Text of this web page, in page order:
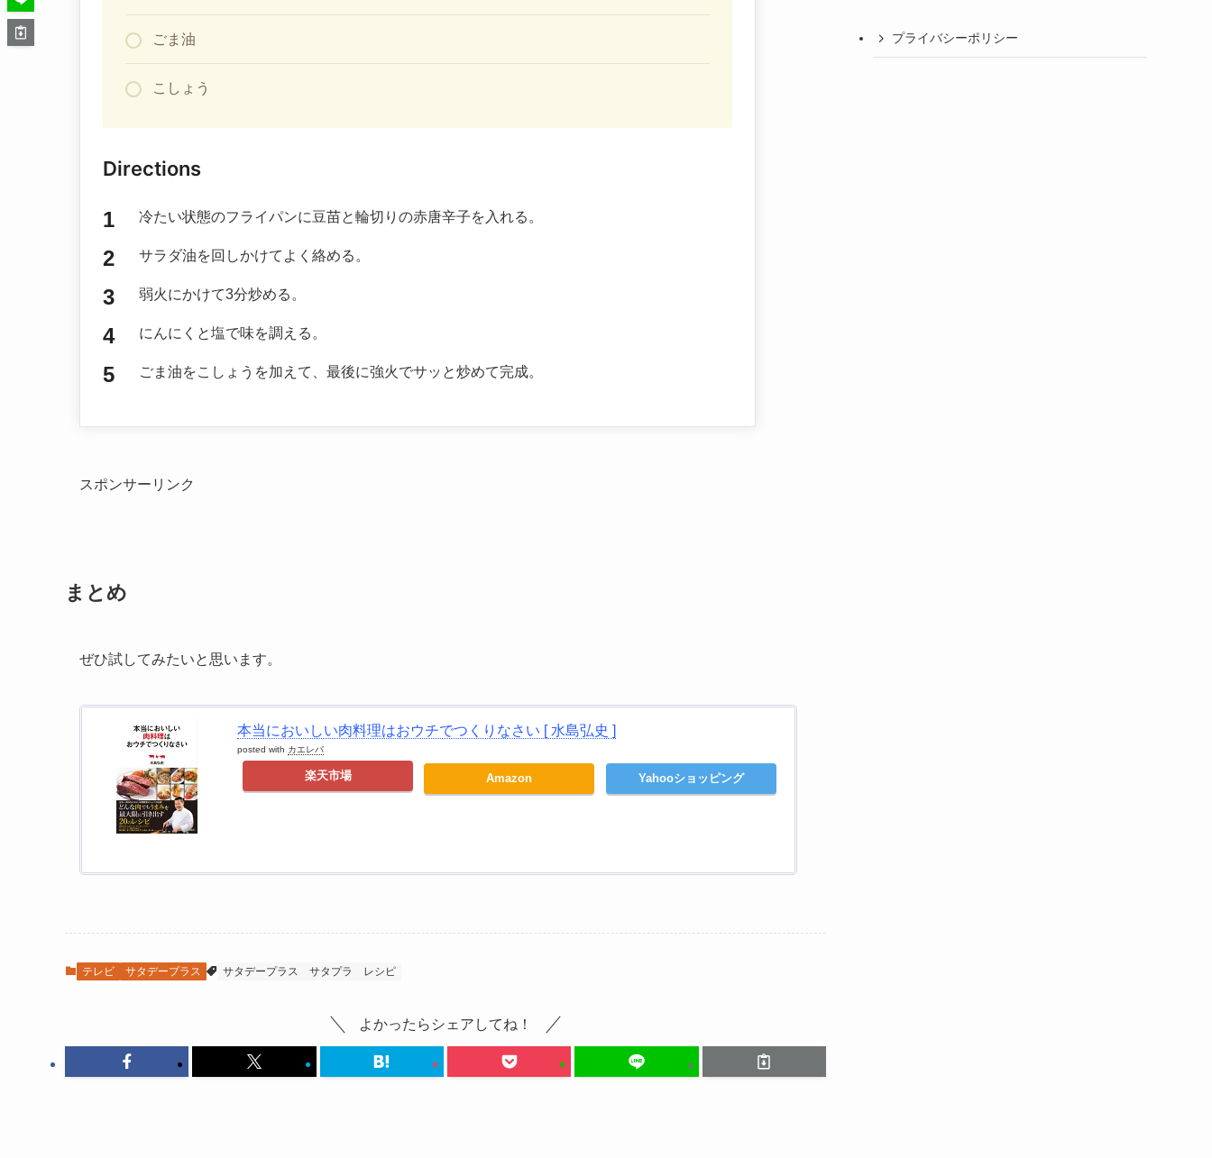
ごま油
こしょう
Directions
冷たい状態のフライパンに豆苗と輪切りの赤唐辛子を入れる。
サラダ油を回しかけてよく絡める。
弱火にかけて3分炒める。
にんにくと塩で味を調える。
ごま油をこしょうを加えて、最後に強火でサッと炒めて完成。
スポンサーリンク
まとめ
ぜひ試してみたいと思います。
本当においしい肉料理はおウチでつくりなさい [ 水島弘史 ]
posted with カエレバ
楽天市場 Amazon Yahooショッピング
テレビ サタデープラス サタデープラス サタプラ レシピ
よかったらシェアしてね！
プライバシーポリシー